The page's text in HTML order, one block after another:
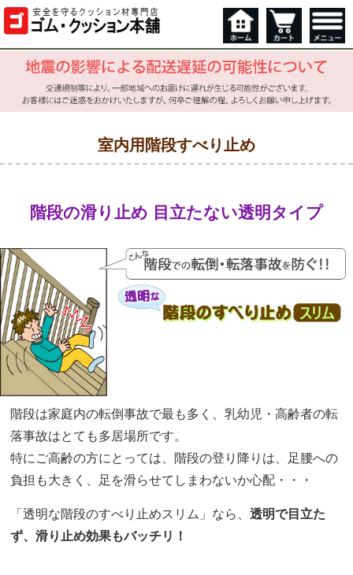
室内用階段すべり止め
階段の滑り止め 目立たない透明タイプ
階段は家庭内の転倒事故で最も多く、乳幼児・高齢者の転
落事故はとても多居場所です。
特にご高齢の方にとっては、階段の登り降りは、足腰への
負担も大きく、足を滑らせてしまわないか心配・・・
「透明な階段のすべり止めスリム」なら、透明で目立た
ず、滑り止め効果もバッチリ！